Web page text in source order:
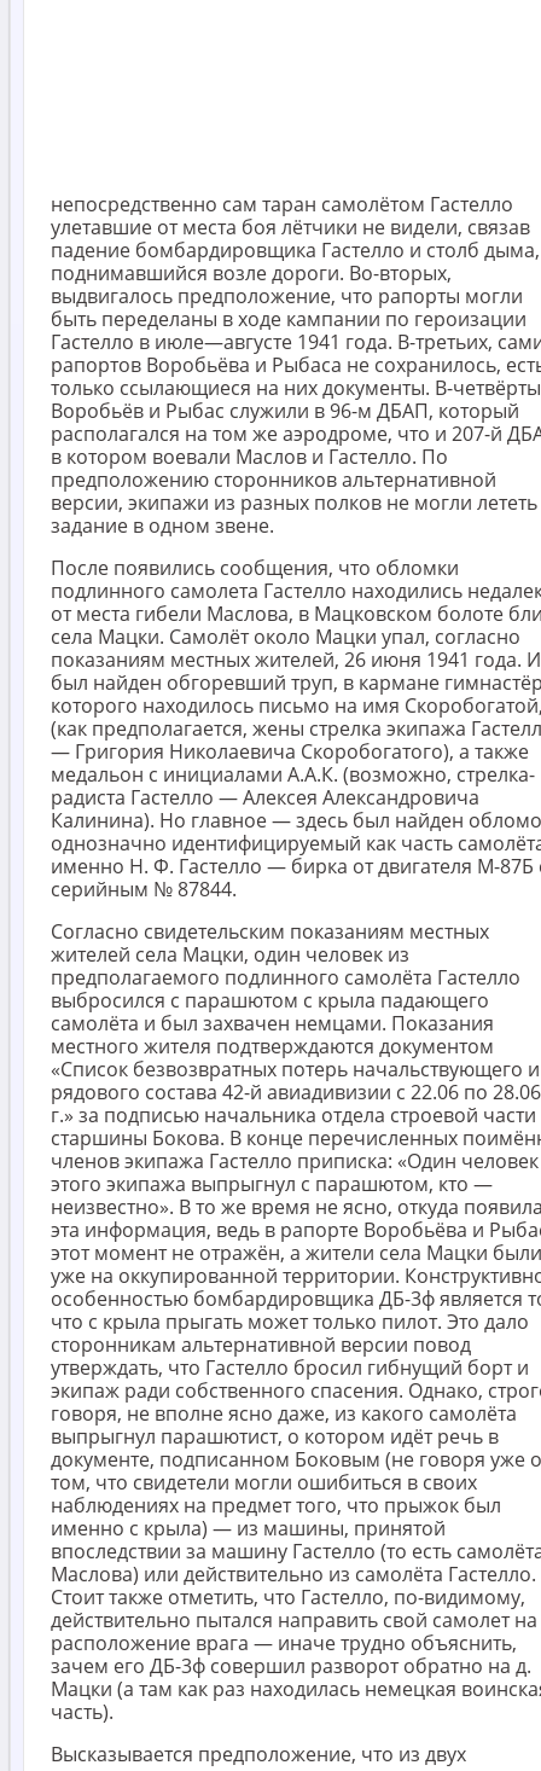
непосредственно сам таран самолётом Гастелло
улетавшие от места боя лётчики не видели, связав
падение бомбардировщика Гастелло и столб дыма,
поднимавшийся возле дороги. Во-вторых,
выдвигалось предположение, что рапорты могли
быть переделаны в ходе кампании по героизации
Гастелло в июле—августе 1941 года. В-третьих,
рапортов Воробьёва и Рыбаса не сохранилось,
только ссылающиеся на них документы. В-
Воробьёв и Рыбас служили в 96-м ДБАП, который
располагался на том же аэродроме, что и 207-й
в котором воевали Маслов и Гастелло. По
предположению сторонников альтернативной
версии, экипажи из разных полков не могли
задание в одном звене.
После появились сообщения, что обломки
подлинного самолета Гастелло находились
от места гибели Маслова, в Мацковском болоте
села Мацки. Самолёт около Мацки упал, согласно
показаниям местных жителей, 26 июня 1941 года.
был найден обгоревший труп, в кармане
которого находилось письмо на имя
(как предполагается, жены стрелка экипажа
— Григория Николаевича Скоробогатого), а также
медальон с инициалами А.А.К. (возможно, стрелка-
радиста Гастелло — Алексея Александровича
Калинина). Но главное — здесь был найден
однозначно идентифицируемый как часть
именно Н. Ф. Гастелло — бирка от двигателя М-87Б
серийным № 87844.
Согласно свидетельским показаниям местных
жителей села Мацки, один человек из
предполагаемого подлинного самолёта Гастелло
выбросился с парашютом с крыла падающего
самолёта и был захвачен немцами. Показания
местного жителя подтверждаются документом
«Список безвозвратных потерь начальствующего и
рядового состава 42-й авиадивизии с 22.06 по
г.» за подписью начальника отдела строевой части
старшины Бокова. В конце перечисленных
членов экипажа Гастелло приписка: «Один
этого экипажа выпрыгнул с парашютом, кто —
неизвестно». В то же время не ясно, откуда
эта информация, ведь в рапорте Воробьёва и
этот момент не отражён, а жители села Мацки были
уже на оккупированной территории.
особенностью бомбардировщика ДБ-3ф является
что с крыла прыгать может только пилот. Это дало
сторонникам альтернативной версии повод
утверждать, что Гастелло бросил гибнущий борт и
экипаж ради собственного спасения. Однако,
говоря, не вполне ясно даже, из какого самолёта
выпрыгнул парашютист, о котором идёт речь в
документе, подписанном Боковым (не говоря уже о
том, что свидетели могли ошибиться в своих
наблюдениях на предмет того, что прыжок был
именно с крыла) — из машины, принятой
впоследствии за машину Гастелло (то есть
Маслова) или действительно из самолёта Гастелло.
Стоит также отметить, что Гастелло, по-видимому,
действительно пытался направить свой самолет на
расположение врага — иначе трудно объяснить,
зачем его ДБ-3ф совершил разворот обратно на д.
Мацки (а там как раз находилась немецкая
часть).
Высказывается предположение, что из двух